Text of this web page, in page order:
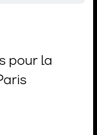
pour la